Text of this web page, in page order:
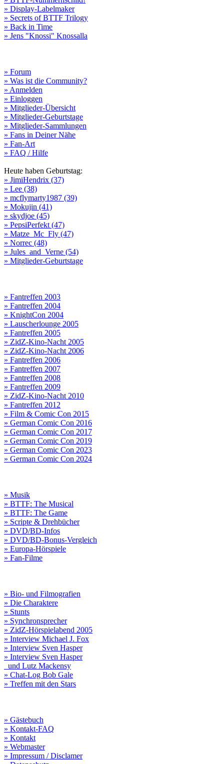
» Display-Labelmaker
» Secrets of BTTF Trilogy
» Back in Time
» Jens "Knossi" Knossalla
» Forum
» Was ist die Community?
» Anmelden
» Einloggen
» Mitglieder-Übersicht
» Mitglieder-Geburtstage
» Mitglieder-Sammlungen
» Fans in Deiner Nähe
» Fan-Art
» FAQ / Hilfe
Heute haben Geburtstag:
» JimiHendrix (37)
» Lee (38)
» mcflymarty1987 (39)
» Mokujin (41)
» skydjoe (45)
» PepsiPerfekt (47)
» Matze_Mc_Fly (47)
» Norrec (48)
» Jules_and_Verne (54)
» Mitglieder-Geburtstage
» Fantreffen 2003
» Fantreffen 2004
» KnightCon 2004
» Lauscherlounge 2005
» Fantreffen 2005
» ZidZ-Kino-Nacht 2005
» ZidZ-Kino-Nacht 2006
» Fantreffen 2006
» Fantreffen 2007
» Fantreffen 2008
» Fantreffen 2009
» ZidZ-Kino-Nacht 2010
» Fantreffen 2012
» Film & Comic Con 2015
» German Comic Con 2016
» German Comic Con 2017
» German Comic Con 2019
» German Comic Con 2023
» German Comic Con 2024
» Musik
» BTTF: The Musical
» BTTF: The Game
» Scripte & Drehbücher
» DVD/BD-Infos
» DVD/BD-Bonus-Vergleich
» Europa-Hörspiele
» Fan-Filme
» Bio- und Filmografien
» Die Charaktere
» Stunts
» Synchronsprecher
» ZidZ-Hörspielabend 2005
» Interview Michael J. Fox
» Interview Sven Hasper
» Interview Sven Hasper
und Lutz Mackensy
» Chat-Log Bob Gale
» Treffen mit den Stars
» Gästebuch
» Kontakt-FAQ
» Kontakt
» Webmaster
» Impressum / Disclamer